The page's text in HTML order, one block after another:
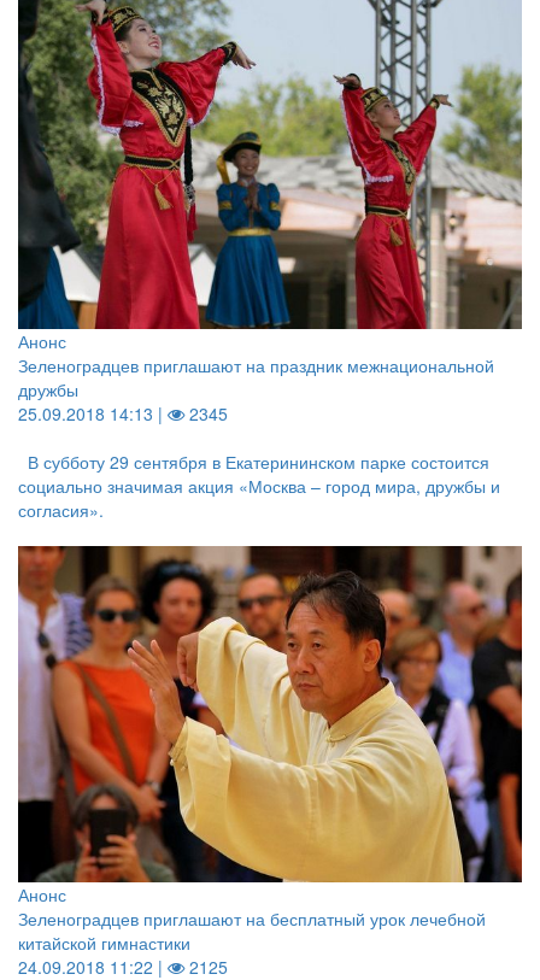
Анонс
Зеленоградцев приглашают на праздник межнациональной
дружбы
25.09.2018 14:13 |
2345
В субботу 29 сентября в Екатерининском парке состоится
социально значимая акция «Москва – город мира, дружбы и
согласия».
Анонс
Зеленоградцев приглашают на бесплатный урок лечебной
китайской гимнастики
24.09.2018 11:22 |
2125